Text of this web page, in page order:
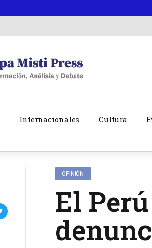
Internacionales Cultura
OPINIÓN
El